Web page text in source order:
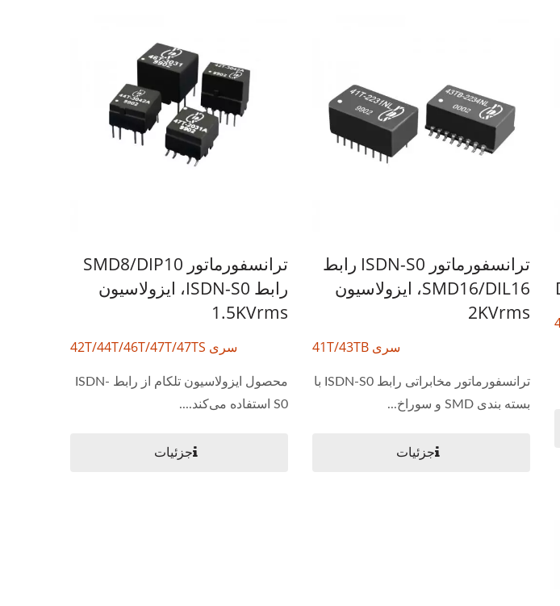
ترانسفورماتور ISDN-S0 رابط
SMD16/DIL16، ایزولاسیون
2KVrms
سری 41T/43TB
ترانسفورماتور مخابراتی رابط ISDN-S0 با
بسته بندی SMD و سوراخ...
جزئیات
ترانسفورماتور SMD8/DIP10
رابط ISDN-S0، ایزولاسیون
1.5KVrms
سری 42T/44T/46T/47T/47TS
محصول ایزولاسیون تلکام از رابط ISDN-
S0 استفاده می‌کند....
جزئیات
تبدیل کننده DC-DC نیمه بریک تبدیل کننده DC-DC 4:1 20W